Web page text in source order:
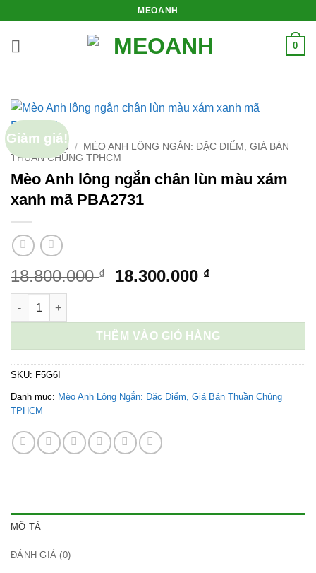
nội
MEOANH
0
Giảm giá!
TRANG CHỦ /
MÈO ANH LÔNG NGẮN: ĐẶC ĐIỂM, GIÁ BÁN
THUẦN CHỦNG TPHCM
Mèo Anh lông ngắn chân lùn màu xám
xanh mã PBA2731
18.800.000₫
Giá
18.800.000 ₫.
18.300.000 ₫Giá
là:
18.300.000 ₫.
Mèo Anh lông ngắn chân lùn màu xám xanh mã PBA2731 số
THÊM VÀO GIỎ HÀNG
SKU: F5G6I
Danh mục: Mèo Anh Lông Ngắn: Đặc Điểm, Giá Bán Thuần Chủng
TPHCM
MÔ TẢ
ĐÁNH GIÁ (0)